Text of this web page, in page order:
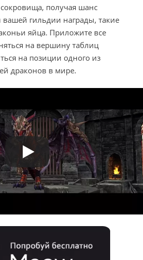
получая шанс
вашей гильдии награды, такие
яйца. Приложите все
на вершину таблиц
на позиции одного из
драконов в мире.